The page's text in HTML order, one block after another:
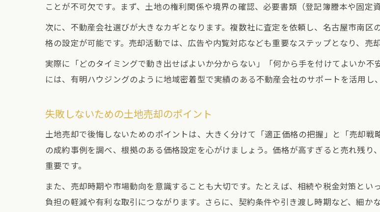
土地売却と相続税対策の関係
所有期間と土地売却時の税率変動
土地売却に影響する所有期間
短期・長期で異なる土地売却
土地売却時に確認すべき所有
南区で土地を高く売るための秘訣
土地売却で高値を狙うための
土地売却で有利になるタイミ
土地売却時の交渉術と成功ポ
ことが不可欠です。まず、土地の権利関係や境界の確認、必要書類（登記簿謄本や固定
次に、不動産会社選びが大きなカギとなります。複数社に査定を依頼し、名古屋市南
格の設定が可能です。売却活動では、広告や内覧対応なども重要なステップとなり、売
実際に「どのタイミングで動き出せばよいか分からない」「何から手を付けてよいか
には、有明ハウジングのように地域密着型で実績のある不動産会社のサポートを活用し
失敗しないための土地売却のポイント
土地売却で後悔しないためのポイントは、大きく分けて「適正価格の把握」と「売却
の成約事例を調べ、根拠のある価格設定を心がけましょう。価格が高すぎると売れ残
重要です。
また、売却時期や市場動向を意識することも大切です。たとえば、相続や税金対策と
負担の軽減や有利な取引につながります。さらに、契約条件や引き渡し時期など、細か